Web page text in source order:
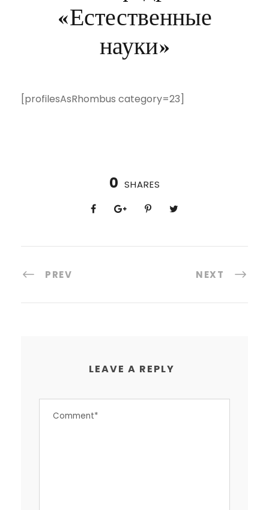
«Естественные
науки»
[profilesAsRhombus category=23]
0 SHARES
PREV NEXT
LEAVE A REPLY